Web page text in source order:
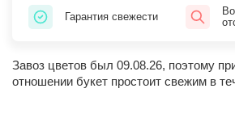
Гарантия свежести
Завоз цветов был 09.08.26, поэтому
отношении букет простоит свежим в